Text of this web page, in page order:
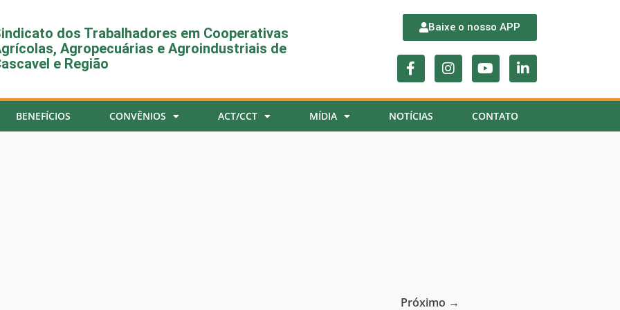
dos Trabalhadores em Cooperativas
Agropecuárias e Agroindustriais de
e Região
Baixe o nosso APP
BENEFÍCIOS CONVÊNIOS ACT/CCT MÍDIA NOTÍCIAS CONTATO
Próximo →